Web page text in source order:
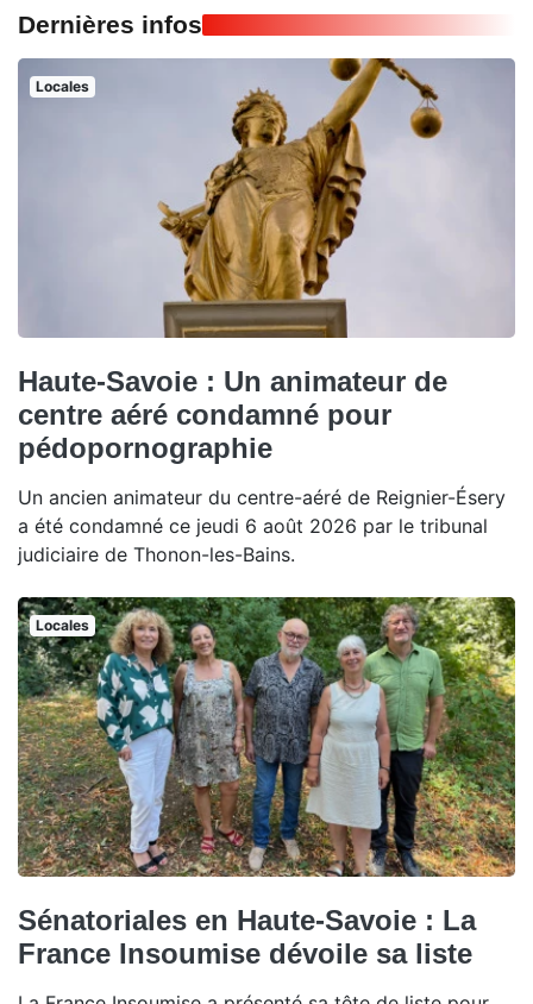
Dernières infos
Locales
Haute-Savoie : Un animateur de
centre aéré condamné pour
pédopornographie
Un ancien animateur du centre-aéré de Reignier-Ésery
a été condamné ce jeudi 6 août 2026 par le tribunal
judiciaire de Thonon-les-Bains.
Locales
Sénatoriales en Haute-Savoie : La
France Insoumise dévoile sa liste